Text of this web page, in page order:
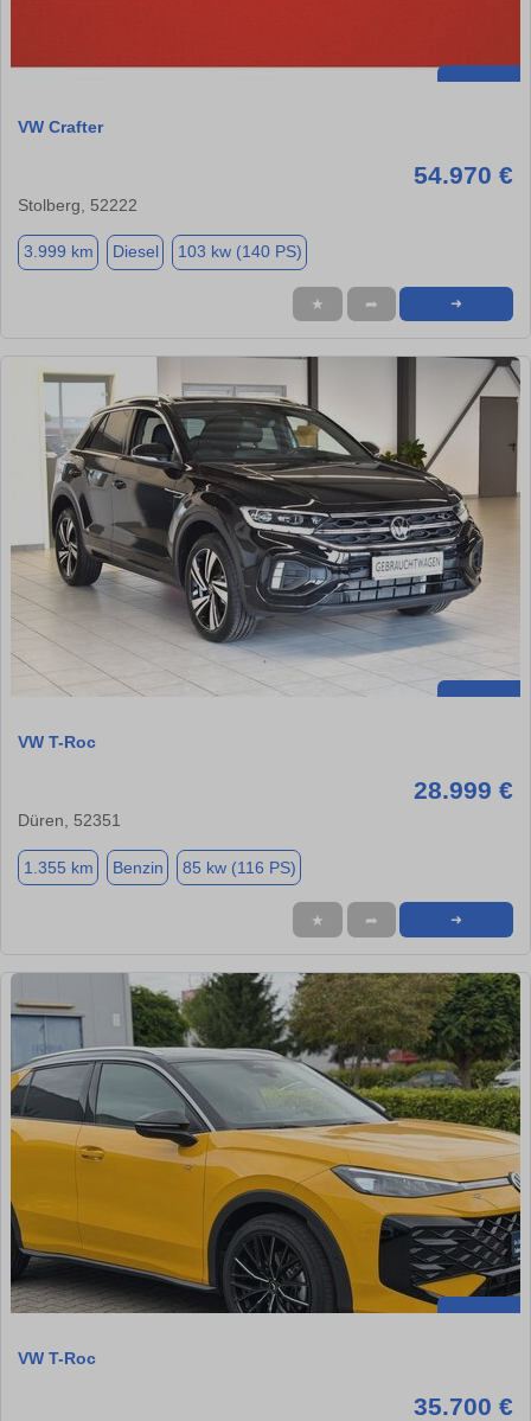
VW Crafter
54.970 €
Stolberg, 52222
3.999 km Diesel 103 kw (140 PS)
★ ➦ ➜
VW T-Roc
28.999 €
Düren, 52351
1.355 km Benzin 85 kw (116 PS)
★ ➦ ➜
VW T-Roc
35.700 €